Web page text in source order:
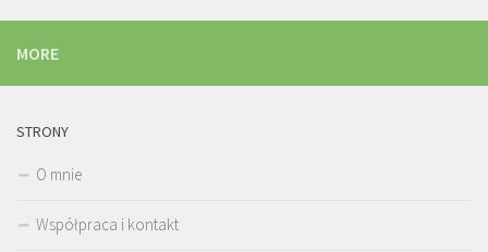
MORE
STRONY
O mnie
Współpraca i kontakt